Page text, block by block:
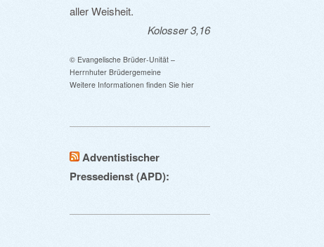
aller Weisheit.
Kolosser 3,16
© Evangelische Brüder-Unität –
Herrnhuter Brüdergemeine
Weitere Informationen finden Sie hier
Adventistischer
Pressedienst (APD):